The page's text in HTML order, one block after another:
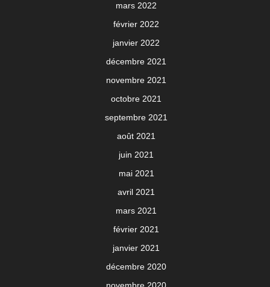
mars 2022
février 2022
janvier 2022
décembre 2021
novembre 2021
octobre 2021
septembre 2021
août 2021
juin 2021
mai 2021
avril 2021
mars 2021
février 2021
janvier 2021
décembre 2020